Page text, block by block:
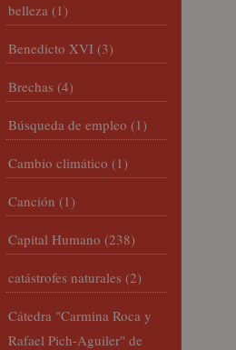
belleza (1)
Benedicto XVI (3)
Brechas (4)
Búsqueda de empleo (1)
Cambio climático (1)
Canción (1)
Capital Humano (238)
catástrofes naturales (2)
Cátedra "Carmina Roca y
Rafael Pich-Aguiler" de